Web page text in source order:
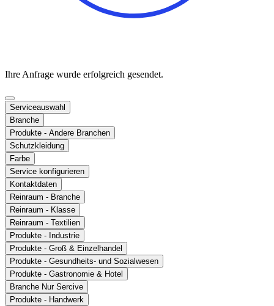
Ihre Anfrage wurde erfolgreich gesendet.
Serviceauswahl
Branche
Produkte - Andere Branchen
Schutzkleidung
Farbe
Service konfigurieren
Kontaktdaten
Reinraum - Branche
Reinraum - Klasse
Reinraum - Textilien
Produkte - Industrie
Produkte - Groß & Einzelhandel
Produkte - Gesundheits- und Sozialwesen
Produkte - Gastronomie & Hotel
Branche Nur Sercive
Produkte - Handwerk